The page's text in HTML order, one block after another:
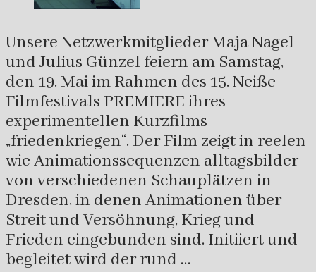
Unsere Netzwerkmitglieder Maja Nagel
und Julius Günzel feiern am Samstag,
den 19. Mai im Rahmen des 15. Neiße
Filmfestivals PREMIERE ihres
experimentellen Kurzfilms
„friedenkriegen“. Der Film zeigt in reelen
wie Animationssequenzen alltagsbilder
von verschiedenen Schauplätzen in
Dresden, in denen Animationen über
Streit und Versöhnung, Krieg und
Frieden eingebunden sind. Initiiert und
begleitet wird der rund …